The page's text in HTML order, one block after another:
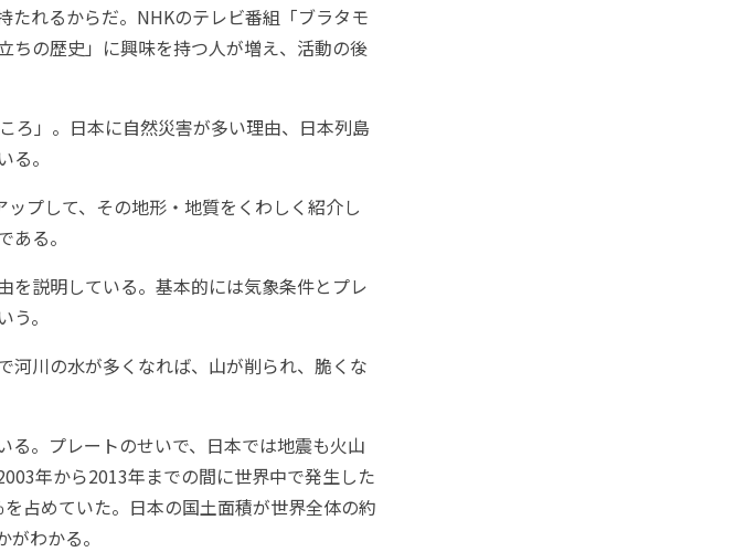
たれるからだ。NHKのテレビ番組「ブラタモ
ちの歴史」に興味を持つ人が増え、活動の後
ろ」。日本に自然災害が多い理由、日本列島
。
プして、その地形・地質をくわしく紹介し
る。
説明している。基本的には気象条件とプレ
。
川の水が多くなれば、山が削られ、脆くな
。プレートのせいで、日本では地震も火山
年から2013年までの間に世界中で発生した
占めていた。日本の国土面積が世界全体の約
わかる。